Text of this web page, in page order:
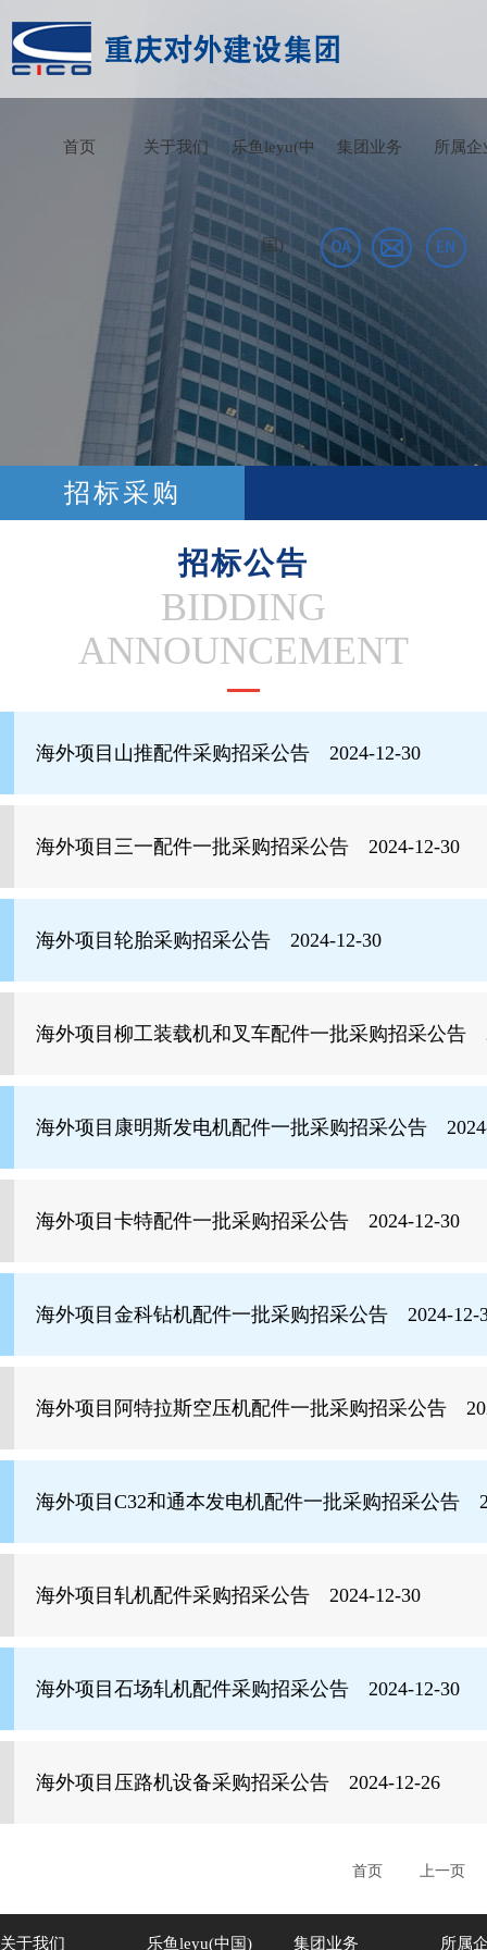
首页 关于我们 乐鱼leyu(中
国)
集团业务 所属企
招标采购
招标公告
BIDDING
ANNOUNCEMENT
海外项目山推配件采购招采公告 2024-12-30
海外项目三一配件一批采购招采公告 2024-12-30
海外项目轮胎采购招采公告 2024-12-30
海外项目柳工装载机和叉车配件一批采购招采公告
海外项目康明斯发电机配件一批采购招采公告
海外项目卡特配件一批采购招采公告 2024-12-30
海外项目金科钻机配件一批采购招采公告 2024-12-
海外项目阿特拉斯空压机配件一批采购招采公告
海外项目C32和通本发电机配件一批采购招采公告
海外项目轧机配件采购招采公告 2024-12-30
海外项目石场轧机配件采购招采公告 2024-12-30
海外项目压路机设备采购招采公告 2024-12-26
首页 上一页
关于我们 乐鱼leyu(中国) 集团业务 所属